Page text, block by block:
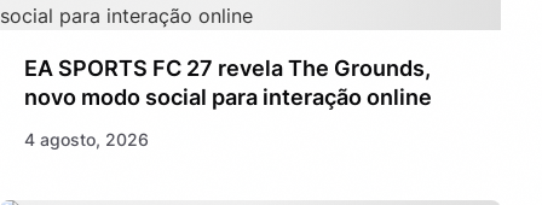
EA SPORTS FC 27 revela The Grounds,
novo modo social para interação online
4 agosto, 2026